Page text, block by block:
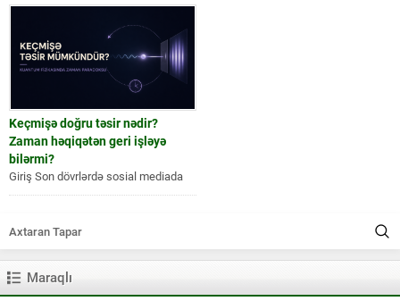
Keçmişə doğru təsir nədir?
Zaman həqiqətən geri işləyə
bilərmi?
Giriş Son dövrlərdə sosial mediada
və müxtəlif məqalələrdə maraqlı bir
verilən qərar...
Maraqlı